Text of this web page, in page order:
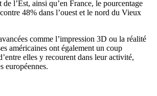
l’Est, ainsi qu’en France, le pourcentage
48% dans l’ouest et le nord du Vieux
comme l’impression 3D ou la réalité
américaines ont également un coup
elles y recourent dans leur activité,
européennes.